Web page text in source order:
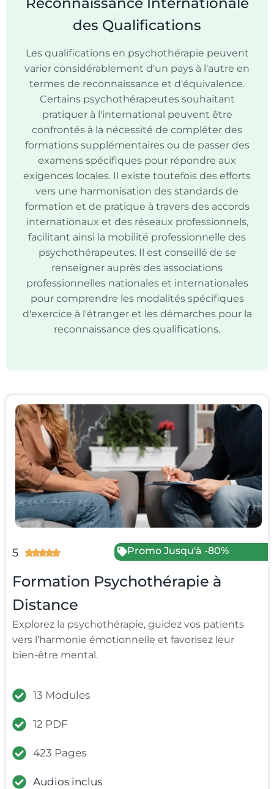
des Qualifications
Les qualifications en psychothérapie peuvent
varier considérablement d'un pays à l'autre en
termes de reconnaissance et d'équivalence.
Certains psychothérapeutes souhaitant
pratiquer à l'international peuvent être
confrontés à la nécessité de compléter des
formations supplémentaires ou de passer des
examens spécifiques pour répondre aux
exigences locales. Il existe toutefois des efforts
vers une harmonisation des standards de
formation et de pratique à travers des accords
internationaux et des réseaux professionnels,
facilitant ainsi la mobilité professionnelle des
psychothérapeutes. Il est conseillé de se
renseigner auprès des associations
professionnelles nationales et internationales
pour comprendre les modalités spécifiques
d'exercice à l'étranger et les démarches pour la
reconnaissance des qualifications.
5      Promo Jusqu'à -80%
Formation Psychothérapie à
Distance
Explorez la psychothérapie, guidez vos patients
vers l’harmonie émotionnelle et favorisez leur
bien-être mental.
13 Modules
12 PDF
423 Pages
Audios inclus